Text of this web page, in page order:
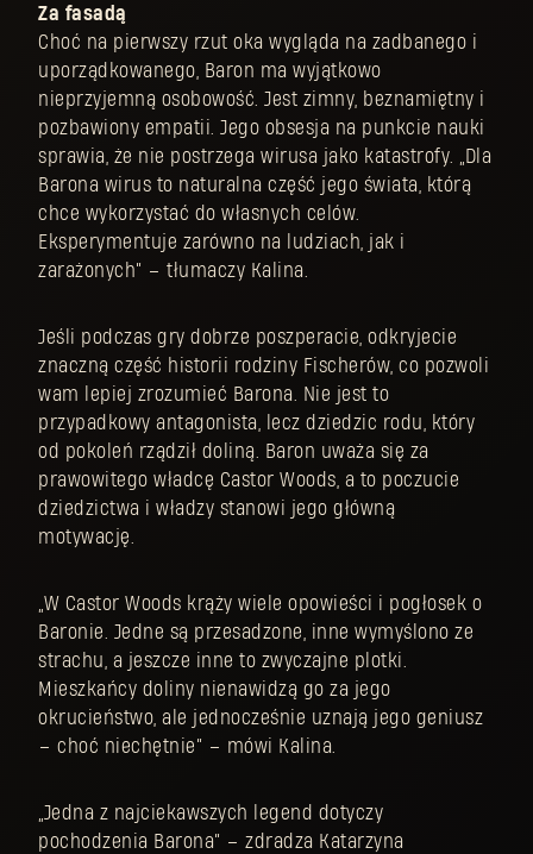
Za fasadą
Choć na pierwszy rzut oka wygląda na zadbanego i
uporządkowanego, Baron ma wyjątkowo
nieprzyjemną osobowość. Jest zimny, beznamiętny i
pozbawiony empatii. Jego obsesja na punkcie nauki
sprawia, że nie postrzega wirusa jako katastrofy. „Dla
Barona wirus to naturalna część jego świata, którą
chce wykorzystać do własnych celów.
Eksperymentuje zarówno na ludziach, jak i
zarażonych” – tłumaczy Kalina.
Jeśli podczas gry dobrze poszperacie, odkryjecie
znaczną część historii rodziny Fischerów, co pozwoli
wam lepiej zrozumieć Barona. Nie jest to
przypadkowy antagonista, lecz dziedzic rodu, który
od pokoleń rządził doliną. Baron uważa się za
prawowitego władcę Castor Woods, a to poczucie
dziedzictwa i władzy stanowi jego główną
motywację.
„W Castor Woods krąży wiele opowieści i pogłosek o
Baronie. Jedne są przesadzone, inne wymyślono ze
strachu, a jeszcze inne to zwyczajne plotki.
Mieszkańcy doliny nienawidzą go za jego
okrucieństwo, ale jednocześnie uznają jego geniusz
– choć niechętnie” – mówi Kalina.
„Jedna z najciekawszych legend dotyczy
pochodzenia Barona” – zdradza Katarzyna